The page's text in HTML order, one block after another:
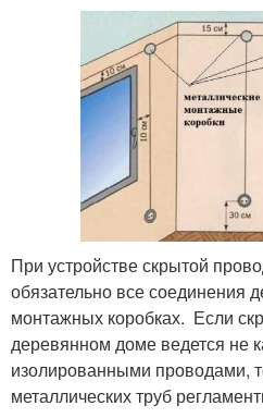
При устройстве скрытой
обязательно все соединения
монтажных коробках. Если
деревянном доме ведется не
изолированными проводами,
металлических труб